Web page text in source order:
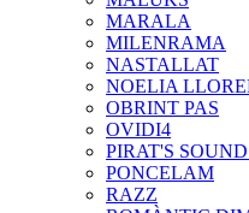
MARALA
MILENRAMA
NASTALLAT
NOELIA
OBRINT PAS
OVIDI4
PIRAT'S
PONCELAM
RAZZ